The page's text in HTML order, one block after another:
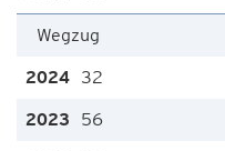
Wegzug
32
56